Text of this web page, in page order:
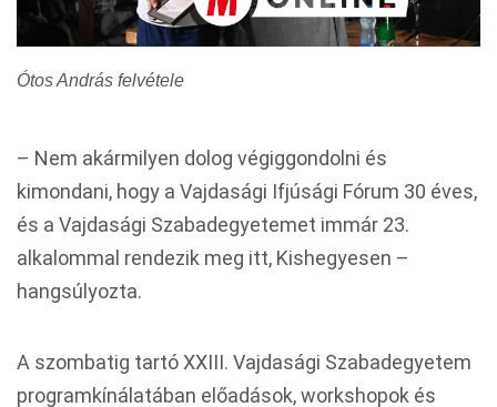
Ótos András felvétele
– Nem akármilyen dolog végiggondolni és
kimondani, hogy a Vajdasági Ifjúsági Fórum 30 éves,
és a Vajdasági Szabadegyetemet immár 23.
alkalommal rendezik meg itt, Kishegyesen –
hangsúlyozta.
A szombatig tartó XXIII. Vajdasági Szabadegyetem
programkínálatában előadások, workshopok és